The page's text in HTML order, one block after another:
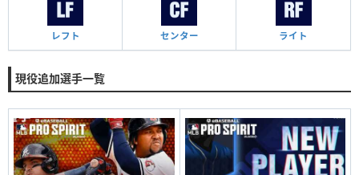
レフト センター ライト
現役追加選手一覧